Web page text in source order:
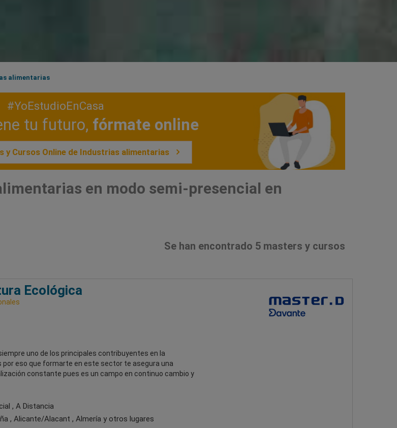
alimentarias
#YoEstudioEnCasa
tu futuro, fórmate online
y Cursos Online de Industrias alimentarias
en modo semi-presencial en
Se han encontrado 5 masters y cursos
Ecológica
uno de los principales contribuyentes en la
por eso que formarte en este sector te asegura una
constante pues es un campo en continuo cambio y
, A Distancia
, Alicante/Alacant , Almería y otros lugares